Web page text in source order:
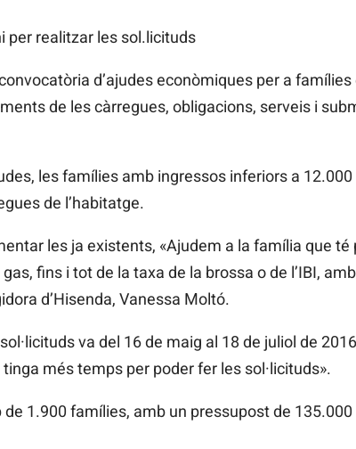
per realitzar les sol.licituds
d’ajudes econòmiques per a
de les càrregues, obligacions, serveis i
les famílies amb ingressos inferiors a
de l’habitatge.
les ja existents, «Ajudem a la família que té
fins i tot de la taxa de la brossa o de l’IBI,
d’Hisenda, Vanessa Moltó.
va del 16 de maig al 18 de juliol de
més temps per poder fer les sol·licituds».
1.900 famílies, amb un pressupost de